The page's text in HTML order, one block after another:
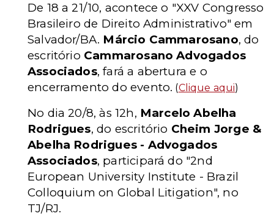
De 18 a 21/10, acontece o "XXV Congresso
Brasileiro de Direito Administrativo" em
Salvador/BA. Márcio Cammarosano, do
escritório Cammarosano Advogados
Associados, fará a abertura e o
encerramento do evento. (Clique aqui)
No dia 20/8, às 12h, Marcelo Abelha
Rodrigues, do escritório Cheim Jorge &
Abelha Rodrigues - Advogados
Associados, participará do "2nd
European University Institute - Brazil
Colloquium on Global Litigation", no
TJ/RJ.